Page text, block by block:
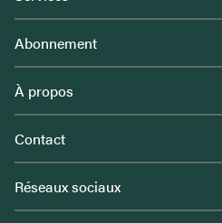
Abonnement
À propos
Contact
Réseaux sociaux